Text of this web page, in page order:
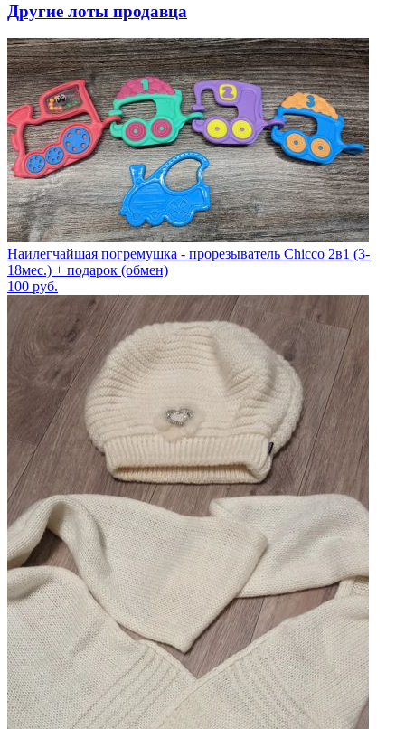
Другие лоты продавца
Наилегчайшая погремушка - прорезыватель Chicco 2в1 (3-
18мес.) + подарок (обмен)
100 руб.